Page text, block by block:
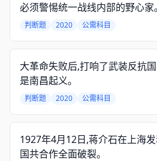
必须警惕统一战线内部的野心家。
判断题 2020 公需科目
大革命失败后,打响了武装反抗
是南昌起义。
判断题 2020 公需科目
1927年4月12日,蒋介石在上海
国共合作全面破裂。